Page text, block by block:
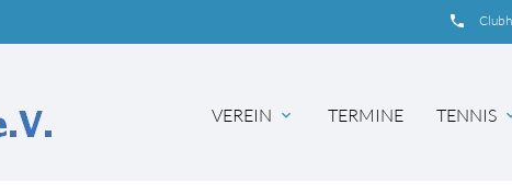
insert_phone
VEREIN expand_more TERMINE TENNIS